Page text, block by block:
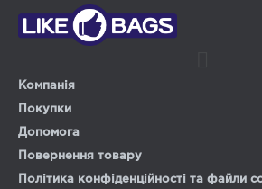
Компанія
Покупки
Допомога
Повернення товару
Політика конфіденційності та файли